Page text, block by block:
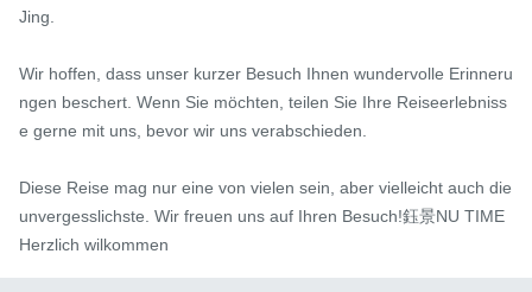
Jing.
Wir hoffen, dass unser kurzer Besuch Ihnen wundervolle Erinneru
ngen beschert. Wenn Sie möchten, teilen Sie Ihre Reiseerlebniss
e gerne mit uns, bevor wir uns verabschieden.
Diese Reise mag nur eine von vielen sein, aber vielleicht auch die
unvergesslichste. Wir freuen uns auf Ihren Besuch!鈺景NU TIME
Herzlich wilkommen